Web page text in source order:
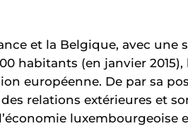
et la Belgique, avec une
habitants (en janvier
européenne. De par sa
relations extérieures et
luxembourgeoise